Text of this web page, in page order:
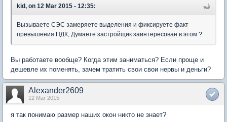
kid, on 12 Mar 2015 - 12:35:
Вызываете СЭС замеряете выделения и фиксируете факт
превышения ПДК, Думаете застройщик заинтересован в этом ?
Вы работаете вообще? Когда этим заниматься? Если проще и
дешевле их поменять, зачем тратить свои свои нервы и деньги?
Alexander2609
12 Mar 2015
я так понимаю размер наших окон никто не знает?